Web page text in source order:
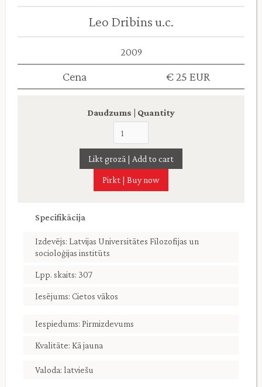
Leo Dribins u.c.
2009
Cena € 25 EUR
Daudzums | Quantity
Pirkt | Buy now
Specifikācija
Izdevējs: Latvijas Universitātes Filozofijas un
socioloģijas institūts
Lpp. skaits: 307
Iesējums: Cietos vākos
Iespiedums: Pirmizdevums
Kvalitāte: Kā jauna
Valoda: latviešu